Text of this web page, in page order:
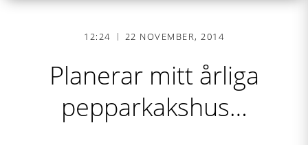
12:24 22 NOVEMBER, 2014
Planerar mitt årliga
pepparkakshus…